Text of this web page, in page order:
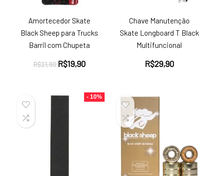
Amortecedor Skate
Black Sheep para Trucks
Barril com Chupeta
R$21,90 O
R$21,90.
R$19,90O
é:
R$19,90.
Chave Manutenção
Skate Longboard T Black
Multifuncional
R$29,90
- 10%